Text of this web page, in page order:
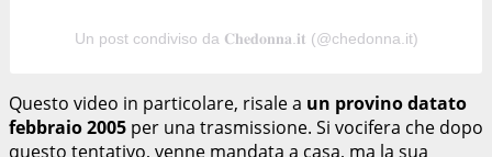
Un post condiviso da 𝐂𝐡𝐞𝐝𝐨𝐧𝐧𝐚.𝐢𝐭 (@chedonna.it)
Questo video in particolare, risale a un provino datato
febbraio 2005 per una trasmissione. Si vocifera che dopo
questo tentativo, venne mandata a casa, ma la sua